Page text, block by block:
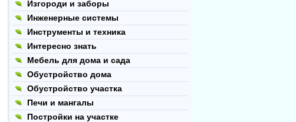
Изгороди и заборы
Инженерные системы
Инструменты и техника
Интересно знать
Мебель для дома и сада
Обустройство дома
Обустройство участка
Печи и мангалы
Постройки на участке